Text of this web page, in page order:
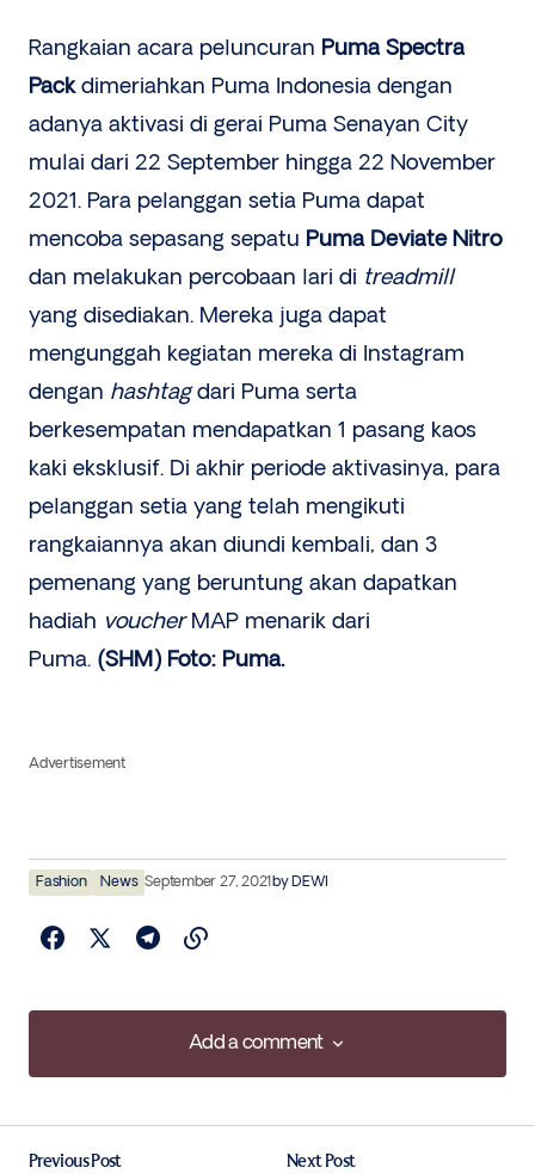
Rangkaian acara peluncuran Puma Spectra
Packdimeriahkan Puma Indonesia dengan
adanya aktivasi di gerai Puma Senayan City
mulai dari 22 September hingga 22 November
2021. Para pelanggan setia Puma dapat
mencoba sepasang sepatu Puma Deviate Nitro
dan melakukan percobaan lari di treadmill
yang disediakan. Mereka juga dapat
mengunggah kegiatan mereka di Instagram
dengan hashtagdari Puma serta
berkesempatan mendapatkan 1 pasang kaos
kaki eksklusif. Di akhir periode aktivasinya, para
pelanggan setia yang telah mengikuti
rangkaiannya akan diundi kembali, dan 3
pemenang yang beruntung akan dapatkan
hadiah voucherMAP menarik dari
Puma. (SHM) Foto: Puma.
Advertisement
Fashion News September 27, 2021byDEWI
Add a comment
Add a comment
Previous Post
Next Post